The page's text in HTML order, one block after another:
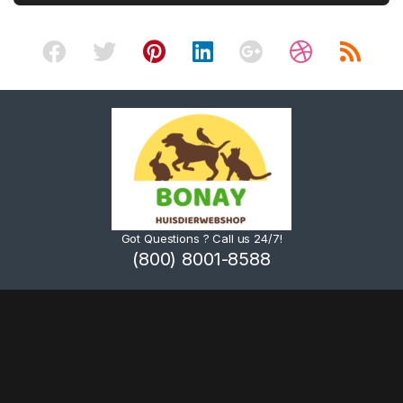
Got Questions ? Call us 24/7!
(800) 8001-8588